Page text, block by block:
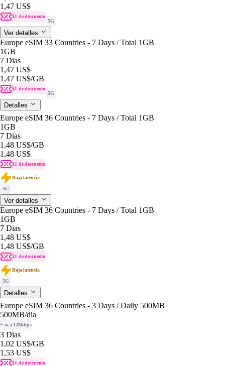
1,47 US$
$1 de descuento
5G
Ver detalles
Europe eSIM 33 Countries - 7 Days / Total 1GB
1GB
7 Dias
1,47 US$
1,47 US$/GB
$1 de descuento
5G
Detalles
Europe eSIM 36 Countries - 7 Days / Total 1GB
1GB
7 Dias
1,48 US$/GB
1,48 US$
$1 de descuento
Baja latencia
5G
Ver detalles
Europe eSIM 36 Countries - 7 Days / Total 1GB
1GB
7 Dias
1,48 US$
1,48 US$/GB
$1 de descuento
Baja latencia
5G
Detalles
Europe eSIM 36 Countries - 3 Days / Daily 500MB
500MB/dia
+ ∞ a 128kbps
3 Dias
1,02 US$/GB
1,53 US$
$1 de descuento